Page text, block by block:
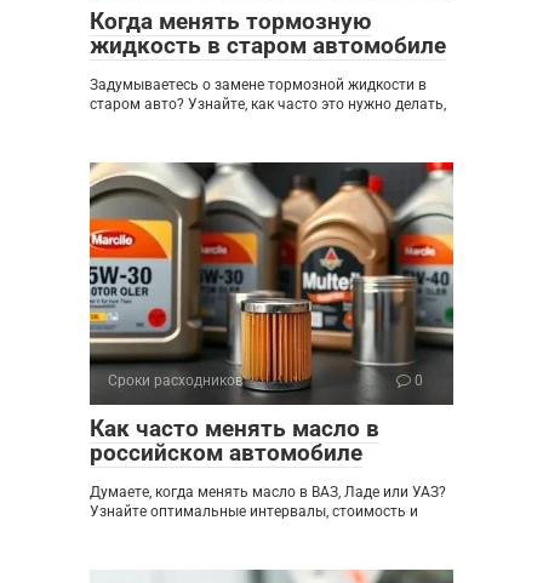
Когда менять тормозную
жидкость в старом автомобиле
Задумываетесь о замене тормозной жидкости в
старом авто? Узнайте, как часто это нужно делать,
Сроки расходников 0
Как часто менять масло в
российском автомобиле
Думаете, когда менять масло в ВАЗ, Ладе или УАЗ?
Узнайте оптимальные интервалы, стоимость и